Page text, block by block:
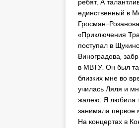
единственный в
Гросман-
«Приключения
поступал в
Виноградова,
в МВТУ. Он был
близких мне во
училась Ляля и
жалею. Я любила
занимала первое
На концертах в